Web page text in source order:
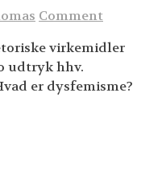
Comment
virkemidler
udtryk hhv.
er dysfemisme?